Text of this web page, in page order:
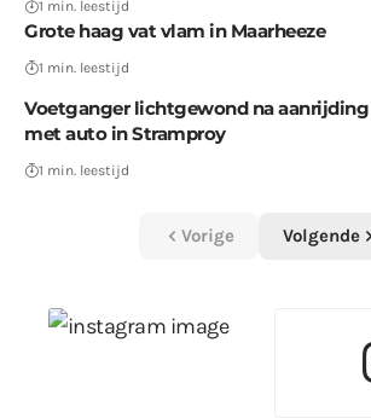
1 min. leestijd
Grote haag vat vlam in Maarheeze
1 min. leestijd
Voetganger lichtgewond na aanrijding
met auto in Stramproy
1 min. leestijd
Vorige Volgende